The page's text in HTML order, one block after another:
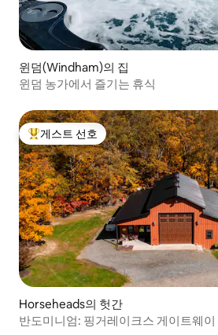
윈덤(Windham)의 집
윈덤 농가에서 즐기는 휴식
상위 게스트 선호
게스트 선호
Horseheads의 헛간
반도미니엄: 핑거레이크스 게이트웨